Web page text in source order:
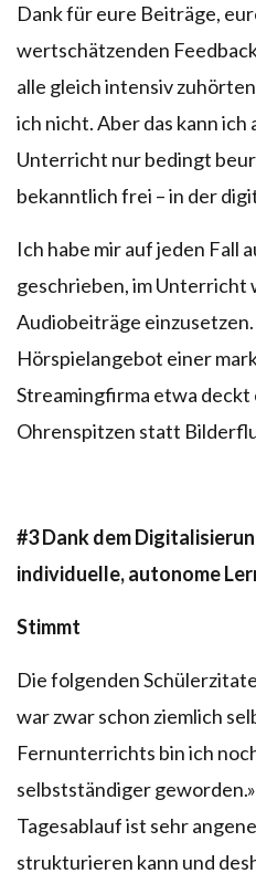
Dank für eure Beiträge,
wertschätzenden
alle gleich intensiv
ich nicht. Aber das kann ich
Unterricht nur bedingt
bekanntlich frei – in der
Ich habe mir auf jeden Fall
geschrieben, im
Audiobeiträge
Hörspielangebot einer
Streamingfirma etwa deckt
Ohrenspitzen statt
#3Dank dem
individuelle, autonome
Stimmt
Die folgenden
war zwar schon ziemlich
Fernunterrichts bin ich
selbstständiger
Tagesablauf ist sehr
strukturieren kann und